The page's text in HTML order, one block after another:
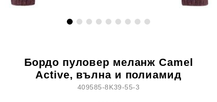
Бордо пуловер меланж Camel
Active, вълна и полиамид
409585-8K39-55-3